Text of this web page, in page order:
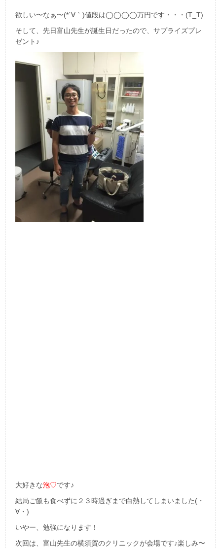
欲しい〜なぁ〜(*´∀｀)値段は◯◯◯◯万円です・・・(T_T)
そして、先日富山先生が誕生日だったので、サプライズプレ
ゼント♪
大好きな泡♡です♪
結局ご飯も食べずに２３時過ぎまで白熱してしまいました(・
∀・)
いやー、勉強になります！
次回は、富山先生の横須賀のクリニックが会場です♪楽しみ〜